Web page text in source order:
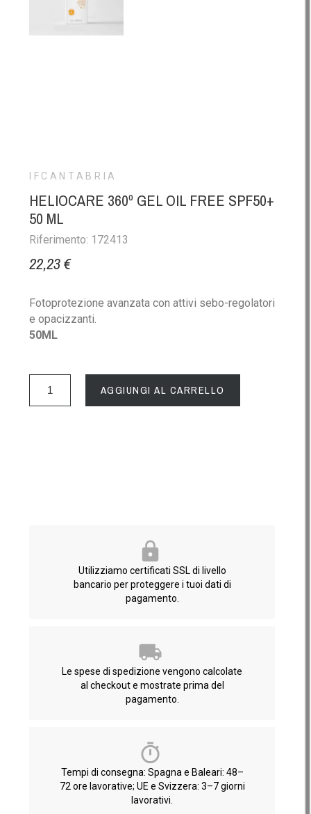
IFCANTABRIA
HELIOCARE 360º GEL OIL FREE SPF50+
50 ML
Riferimento: 172413
22,23 €
Fotoprotezione avanzata con attivi sebo-regolatori
e opacizzanti.
50ML
AGGIUNGI AL CARRELLO
Utilizziamo certificati SSL di livello
bancario per proteggere i tuoi dati di
pagamento.
Le spese di spedizione vengono calcolate
al checkout e mostrate prima del
pagamento.
Tempi di consegna: Spagna e Baleari: 48–
72 ore lavorative; UE e Svizzera: 3–7 giorni
lavorativi.